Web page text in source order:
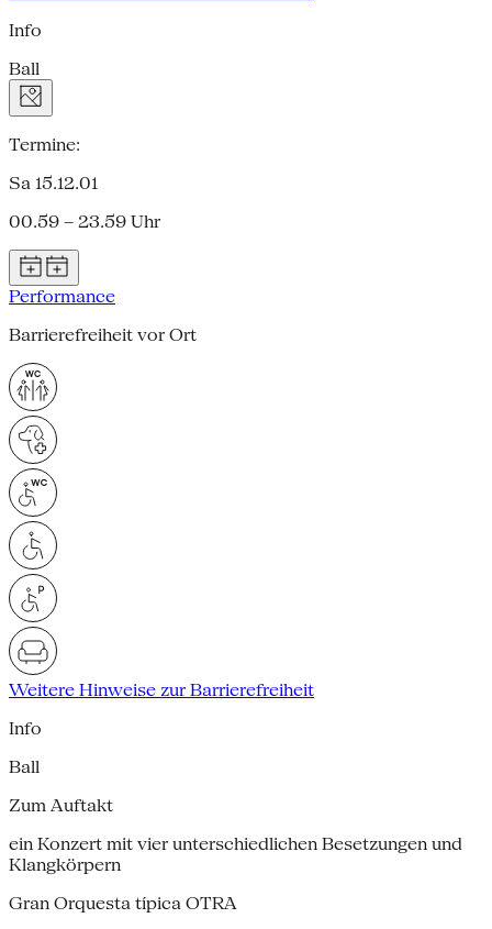
Info
Ball
Termine:
Sa 15.12.01
00.59 – 23.59 Uhr
Performance
Barrierefreiheit vor Ort
Weitere Hinweise zur Barrierefreiheit
Info
Ball
Zum Auftakt
ein Konzert mit vier unterschiedlichen Besetzungen und
Klangkörpern
Gran Orquesta típica OTRA